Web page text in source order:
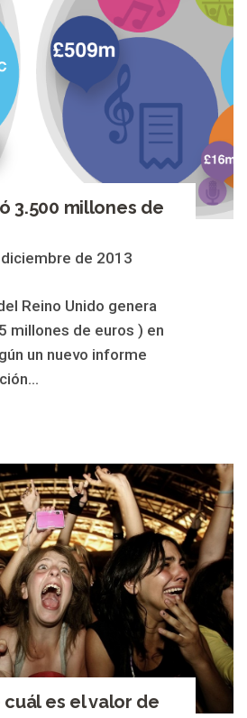
3.500 millones de
de 2013
Reino Unido genera
millones de euros ) en
un nuevo informe
es el valor de